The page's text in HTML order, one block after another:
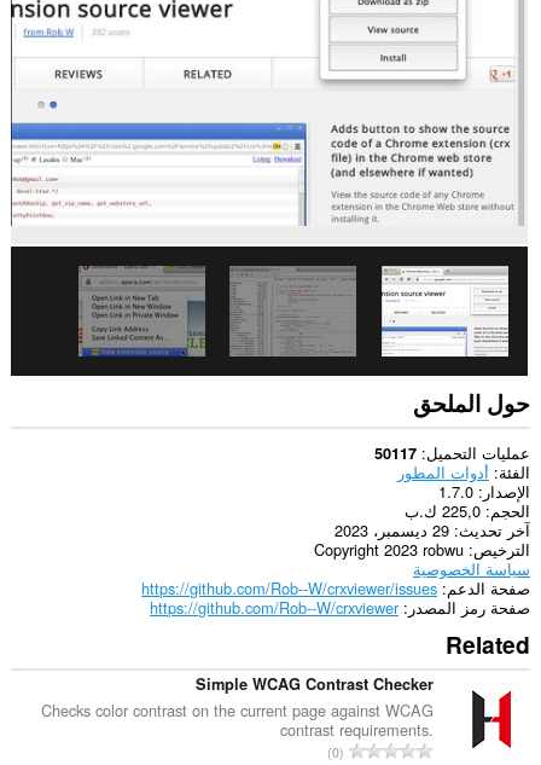
يستطيع
هذا
الوصول
إلى
بياناتك
بعض
يستطيع
الملحق
الوصول
علامات
تبويبك
ونشاط
تصفحك.
حول الملحق
عمليات التحميل 50117
الفئة أدوات المطور
الإصدار
1.7.0
الحجم 225,0 ك.ب
آخر تحديث 29 ديسمبر، 2023
الترخيص Copyright 2023 robwu
سياسة الخصوصية
صفحة الدعم https://github.com/Rob--W/crxviewer/issues
صفحة رمز المصدر
https://github.com/Rob--W/crxviewer
Related
Simple WCAG Contrast Checker
Checks color contrast on the current page against WCAG
contrast requirements.
ا 0